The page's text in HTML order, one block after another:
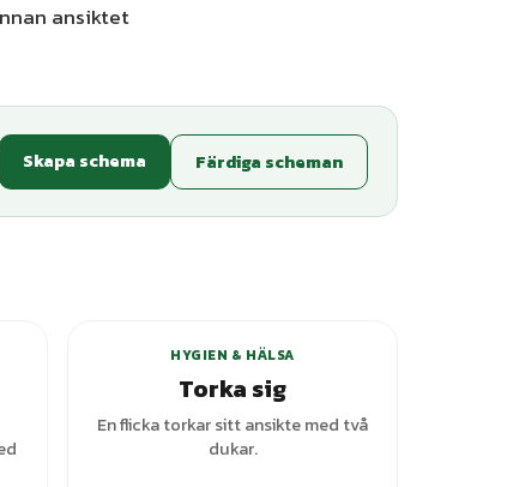
ansiktet
Skapa schema Färdiga scheman
HYGIEN & HÄLSA
Torka sig
En flicka torkar sitt ansikte med två
dukar.